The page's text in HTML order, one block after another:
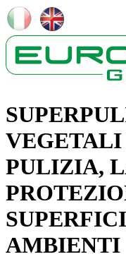
VEGETALI
PULIZIA,
AMBIENTI